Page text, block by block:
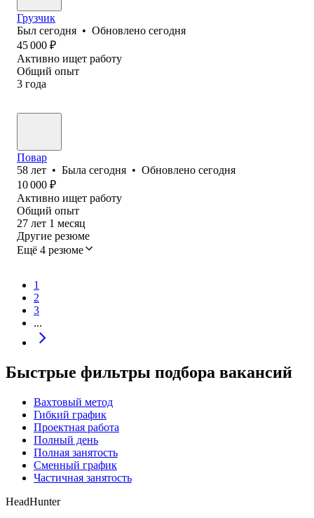
Грузчик
Был сегодня • Обновлено сегодня
45 000 ₽
Активно ищет работу
Общий опыт
3 года
Повар
58 лет • Была сегодня • Обновлено сегодня
10 000 ₽
Активно ищет работу
Общий опыт
27 лет 1 месяц
Другие резюме
Ещё 4 резюме
1
2
3
...
Быстрые фильтры подбора вакансий
Вахтовый метод
Гибкий график
Проектная работа
Полный день
Полная занятость
Сменный график
Частичная занятость
HeadHunter